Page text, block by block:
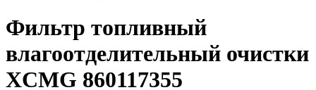
Фильтр топливный
влагоотделительный очистки
XCMG 860117355